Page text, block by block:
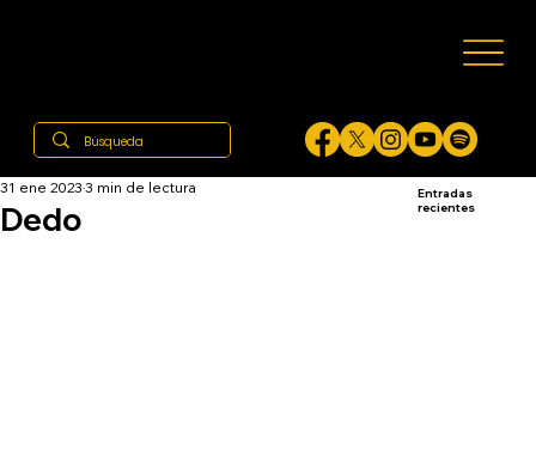
Dedo
31 ene 2023 3 min de lectura
Entradas
recientes